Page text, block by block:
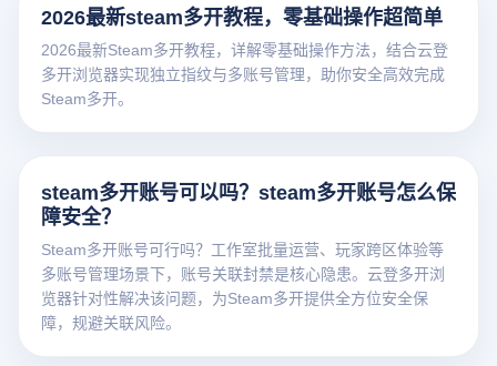
2026最新steam多开教程，零基础操作超简单
2026最新Steam多开教程，详解零基础操作方法，结合云登
多开浏览器实现独立指纹与多账号管理，助你安全高效完成
Steam多开。
steam多开账号可以吗？steam多开账号怎么保
障安全？
Steam多开账号可行吗？工作室批量运营、玩家跨区体验等
多账号管理场景下，账号关联封禁是核心隐患。云登多开浏
览器针对性解决该问题，为Steam多开提供全方位安全保
障，规避关联风险。